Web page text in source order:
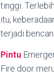
tinggi.
itu,
terjadi
Pintu
Fire door